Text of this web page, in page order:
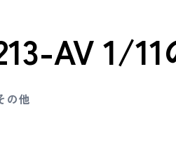
AV 1/
の他